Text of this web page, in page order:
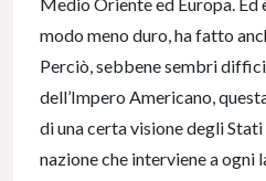
modo meno duro, ha fatto
Perciò, sebbene sembri
dell’Impero Americano,
di una certa visione degli
nazione che interviene a ogni